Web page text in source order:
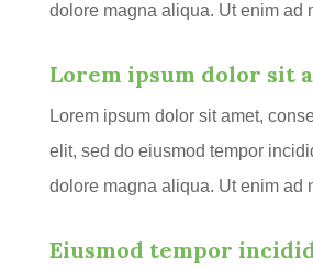
dolore magna aliqua. Ut enim ad
Lorem ipsum dolor sit
Lorem ipsum dolor sit amet,
elit, sed do eiusmod tempor
dolore magna aliqua. Ut enim ad
Eiusmod tempor